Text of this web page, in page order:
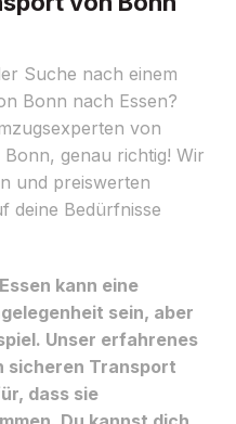
Suche nach einem
Bonn nach Essen?
von
genau richtig! Wir
und preiswerten
deine Bedürfnisse
kann eine
sein, aber
Unser erfahrenes
sicheren Transport
dass sie